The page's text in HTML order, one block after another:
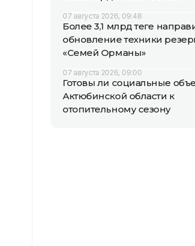
07 августа 2026, 09:48
Более 3,1 млрд теңге
обновление техники
«Семей Орманы»
07 августа 2026, 09:00
Готовы ли социальные
Актюбинской области к
отопительному сезону